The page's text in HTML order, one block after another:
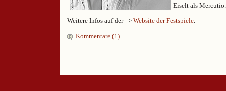
Eiselt als Mercutio.
Weitere Infos auf der –> Website der Festspiele.
Kommentare (1)